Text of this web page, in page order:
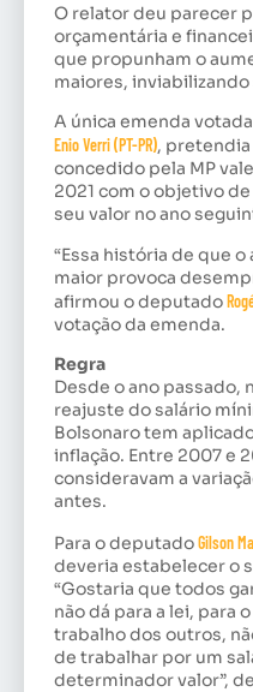
O relator deu parecer
orçamentária e
que propunham o
maiores,
A única emenda
Enio Verri (PT-PR),
concedido pela MP
2021 com o objetivo
seu valor no ano
“Essa história de que
maior provoca
afirmou o deputado
votação da emenda.
Regra
Desde o ano passado,
reajuste do salário
Bolsonaro tem
inflação. Entre 2007 e
consideravam a
antes.
Para o deputadoGilson
deveria estabelecer o
“Gostaria que todos
não dá para a lei, para
trabalho dos outros,
de trabalhar por um
determinador valor”,